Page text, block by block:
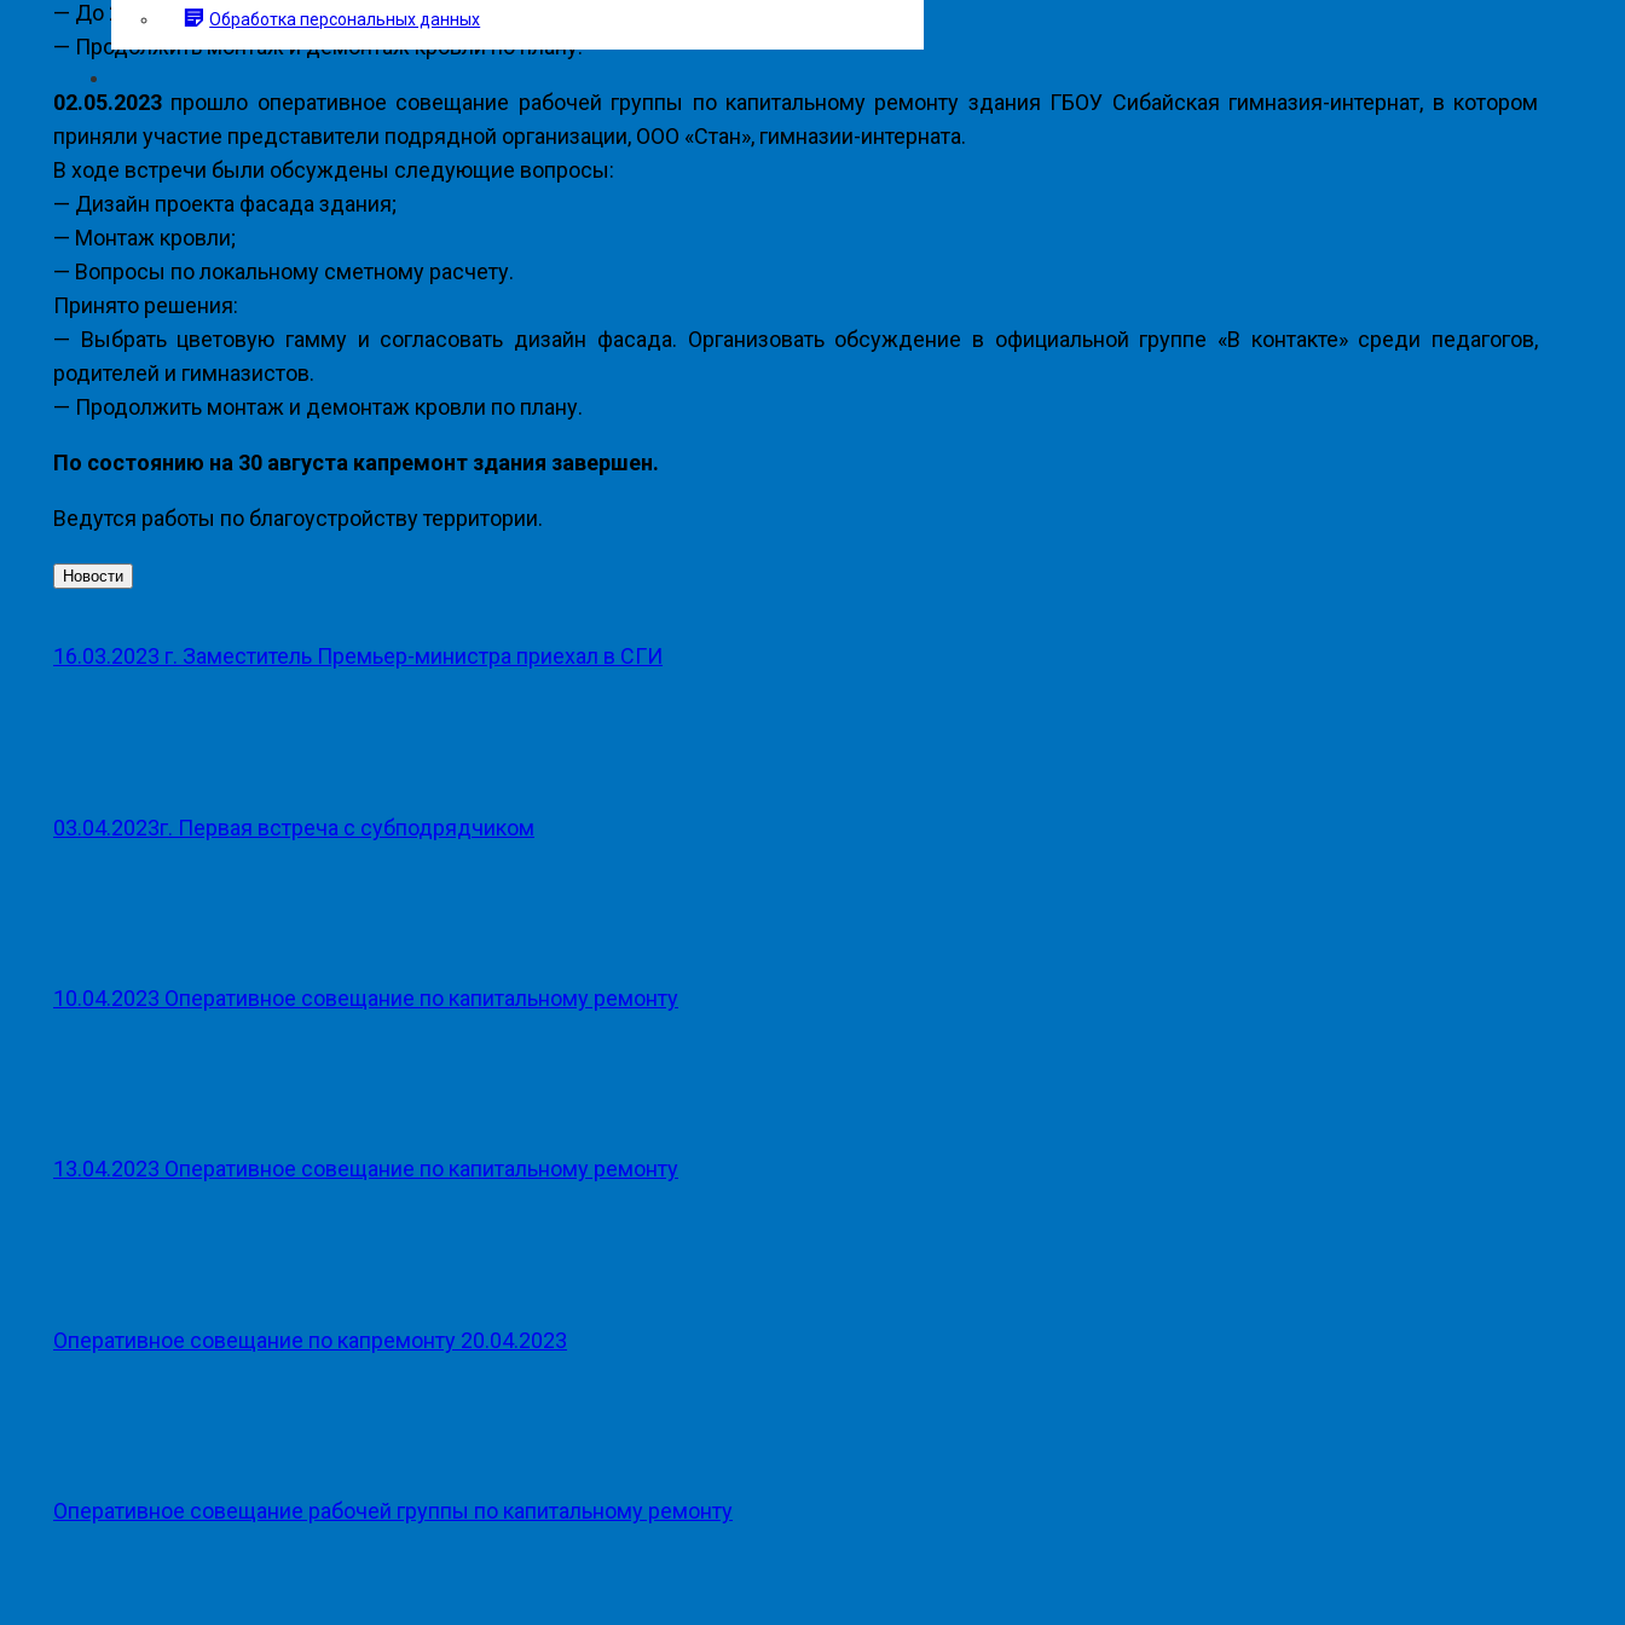
Обработка персональных данных
— До 2 мая 2023 года выбрать цветовую гамму и согласовать дизайн фасада;
— Продолжить монтаж и демонтаж кровли по плану.
02.05.2023 прошло оперативное совещание рабочей группы по капитальному ремонту здания ГБОУ Сибайская гимназия-интернат, в котором
приняли участие представители подрядной организации, ООО «Стан», гимназии-интерната.
В ходе встречи были обсуждены следующие вопросы:
— Дизайн проекта фасада здания;
— Монтаж кровли;
— Вопросы по локальному сметному расчету.
Принято решения:
— Выбрать цветовую гамму и согласовать дизайн фасада. Организовать обсуждение в официальной группе «В контакте» среди педагогов,
родителей и гимназистов.
— Продолжить монтаж и демонтаж кровли по плану.
По состоянию на 30 августа капремонт здания завершен.
Ведутся работы по благоустройству территории.
Новости
16.03.2023 г. Заместитель Премьер-министра приехал в СГИ
03.04.2023г. Первая встреча с субподрядчиком
10.04.2023 Оперативное совещание по капитальному ремонту
13.04.2023 Oперативное совещание по капитальному ремонту
Оперативное совещание по капремонту 20.04.2023
Оперативное совещание рабочей группы по капитальному ремонту